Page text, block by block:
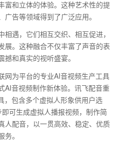
富和立体的体验。这种艺术性的提
告等领域得到了广泛应用。
遇，它们相互交织、相互促进，
展。这种融合不仅丰富了声音的表
和真实的视听盛宴。
网为平台的专业AI音视频生产工具
AI音视频制作新体验。讯飞配音重
，包含多个虚拟人形象供用户选
可生成虚拟人播报视频，制作简
人配音，以一贯高效、稳定、优质
。